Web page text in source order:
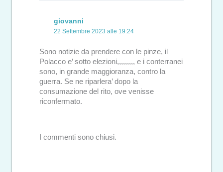
giovanni
22 Settembre 2023 alle 19:24
Sono notizie da prendere con le pinze, il
Polacco e’ sotto elezioni,,,,,,,,, e i conterranei
sono, in grande maggioranza, contro la
guerra. Se ne riparlera’ dopo la
consumazione del rito, ove venisse
riconfermato.
I commenti sono chiusi.